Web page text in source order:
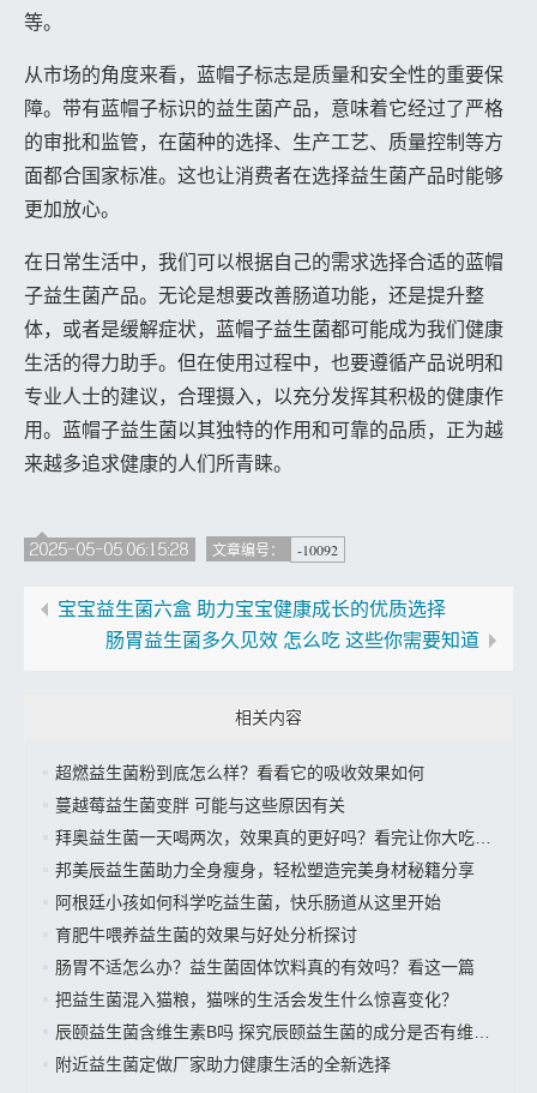
等。
从市场的角度来看，蓝帽子标志是质量和安全性的重要保
障。带有蓝帽子标识的益生菌产品，意味着它经过了严格
的审批和监管，在菌种的选择、生产工艺、质量控制等方
面都合国家标准。这也让消费者在选择益生菌产品时能够
更加放心。
在日常生活中，我们可以根据自己的需求选择合适的蓝帽
子益生菌产品。无论是想要改善肠道功能，还是提升整
体，或者是缓解症状，蓝帽子益生菌都可能成为我们健康
生活的得力助手。但在使用过程中，也要遵循产品说明和
专业人士的建议，合理摄入，以充分发挥其积极的健康作
用。蓝帽子益生菌以其独特的作用和可靠的品质，正为越
来越多追求健康的人们所青睐。
2025-05-05 06:15:28 文章编号： -10092
宝宝益生菌六盒 助力宝宝健康成长的优质选择
肠胃益生菌多久见效 怎么吃 这些你需要知道
相关内容
超燃益生菌粉到底怎么样？看看它的吸收效果如何
蔓越莓益生菌变胖 可能与这些原因有关
拜奥益生菌一天喝两次，效果真的更好吗？看完让你大吃一惊
邦美辰益生菌助力全身瘦身，轻松塑造完美身材秘籍分享
阿根廷小孩如何科学吃益生菌，快乐肠道从这里开始
育肥牛喂养益生菌的效果与好处分析探讨
肠胃不适怎么办？益生菌固体饮料真的有效吗？看这一篇
把益生菌混入猫粮，猫咪的生活会发生什么惊喜变化？
辰颐益生菌含维生素B吗 探究辰颐益生菌的成分是否有维生素B
附近益生菌定做厂家助力健康生活的全新选择